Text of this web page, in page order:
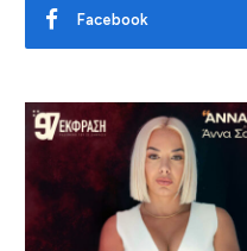
Facebook